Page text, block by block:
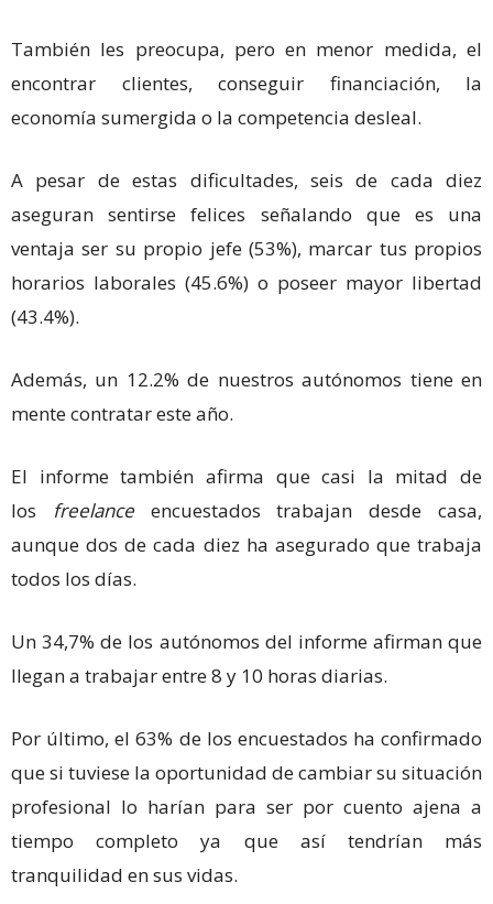
También les preocupa, pero en menor medida, el
encontrar clientes, conseguir financiación, la
economía sumergida o la competencia desleal.
A pesar de estas dificultades, seis de cada diez
aseguran sentirse felices señalando que es una
ventaja ser su propio jefe (53%), marcar tus propios
horarios laborales (45.6%) o poseer mayor libertad
(43.4%).
Además, un 12.2% de nuestros autónomos tiene en
mente contratar este año.
El informe también afirma que casi la mitad de
los freelance encuestados trabajan desde casa,
aunque dos de cada diez ha asegurado que trabaja
todos los días.
Un 34,7% de los autónomos del informe afirman que
llegan a trabajar entre 8 y 10 horas diarias.
Por último, el 63% de los encuestados ha confirmado
que si tuviese la oportunidad de cambiar su situación
profesional lo harían para ser por cuento ajena a
tiempo completo ya que así tendrían más
tranquilidad en sus vidas.